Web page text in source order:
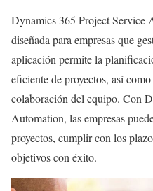
Dynamics 365 Project Service
diseñada para empresas que
aplicación permite la
eficiente de proyectos, así
colaboración del equipo. Con
Automation, las empresas
proyectos, cumplir con los
objetivos con éxito.